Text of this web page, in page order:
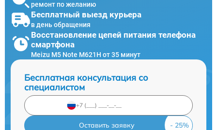
ремонт по желанию
Бесплатный выезд курьера
в день обращения
Восстановление цепей питания телефона
смартфона
Meizu M5 Note M621H от 35 минут
Бесплатная консультация со
специалистом
Оставить заявку